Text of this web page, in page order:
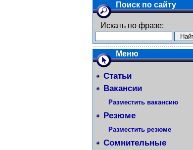
Поиск по сайту
Искать по фразе:
Меню
Статьи
Вакансии
Разместить вакансию
Резюме
Разместить резюме
Сомнительные